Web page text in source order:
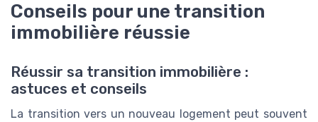
Conseils pour une transition
immobilière réussie
Réussir sa transition immobilière :
astuces et conseils
La transition vers un nouveau logement peut souvent